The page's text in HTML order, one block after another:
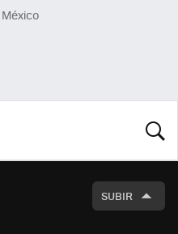
México
SUBIR